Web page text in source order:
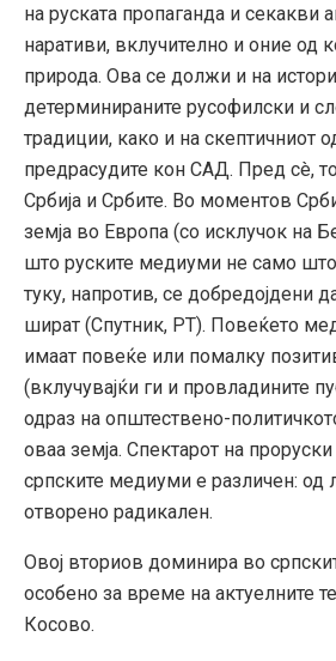
на руската пропаганда и секакви
наративи, вклучително и оние од
природа. Ова се должи и на
детерминираните русофилски и
традиции, како и на скептичниот
предрасудите кон САД. Пред сè,
Србија и Србите. Во моментов
земја во Европа (со исклучок на
што руските медиуми не само што
туку, напротив, се добредојдени
шират (Спутник, РТ). Повеќето
имаат повеќе или помалку
(вклучувајќи ги и провладините
одраз на општествено-
оваа земја. Спектарот на
српските медиуми е различен: од
отворено радикален.
Овој вториов доминира во
особено за време на актуелните
Косово.